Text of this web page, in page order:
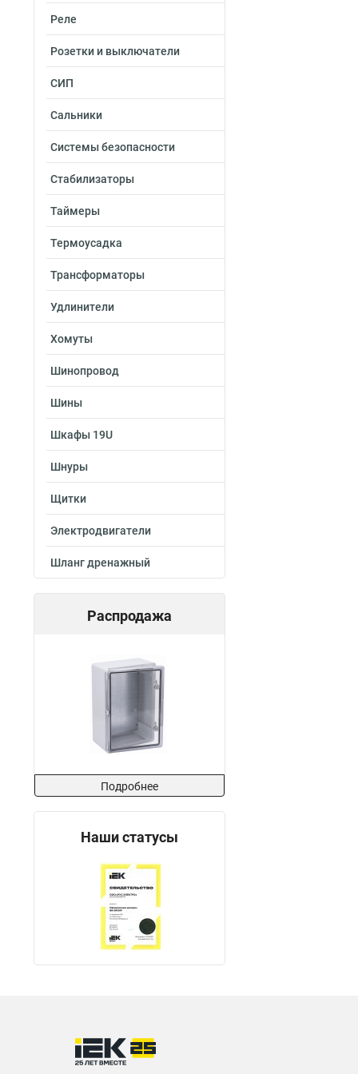
Реле
Розетки и выключатели
СИП
Сальники
Системы безопасности
Стабилизаторы
Таймеры
Термоусадка
Трансформаторы
Удлинители
Хомуты
Шинопровод
Шины
Шкафы 19U
Шнуры
Щитки
Электродвигатели
Шланг дренажный
Распродажа
Подробнее
Наши статусы